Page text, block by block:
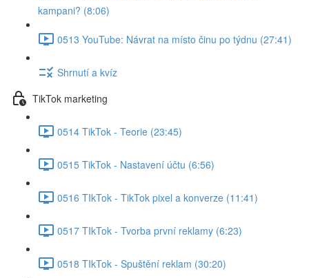
kampani? (8:06)
0513 YouTube: Návrat na místo činu po týdnu (27:41)
Shrnutí a kvíz
TikTok marketing
0514 TikTok - Teorie (23:45)
0515 TikTok - Nastavení účtu (6:56)
0516 TIkTok - TikTok pixel a konverze (11:41)
0517 TIkTok - Tvorba první reklamy (6:23)
0518 TIkTok - Spuštění reklam (30:20)